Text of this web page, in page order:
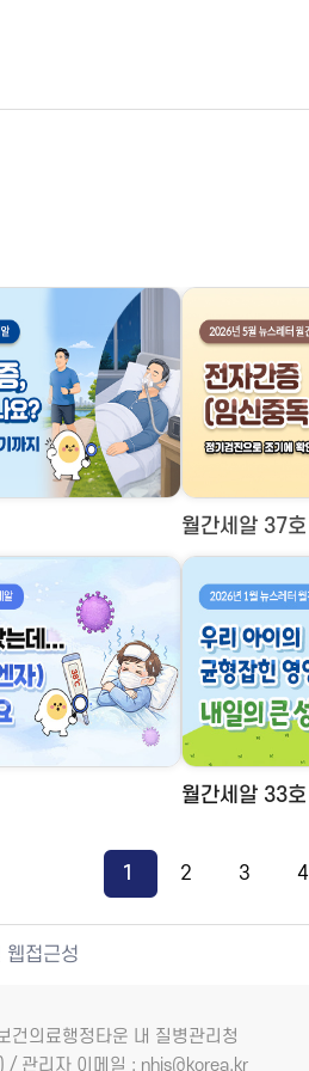
월간세알 37호
월간세알 33호
1 2 3 4
웹접근성
의료행정타운 내 질병관리청
리자 이메일 : nhis@korea.kr